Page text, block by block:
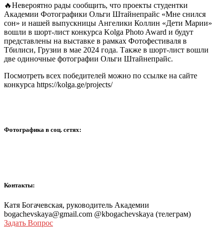
🔥Невероятно рады сообщить, что проекты студентки
Академии Фотографики Ольги Штайнепрайс «Мне снился
сон» и нашей выпускницы Ангелики Коллин «Дети Марии»
вошли в шорт-лист конкурса Kolga Photo Award и будут
представлены на выставке в рамках Фотофестиваля в
Тбилиси, Грузии в мае 2024 года. Также в шорт-лист вошли
две одиночные фотографии Ольги Штайнепрайс.
Посмотреть всех победителей можно по ссылке на сайте
конкурса https://kolga.ge/projects/
Фотографика в соц. сетях:
Контакты:
Катя Богачевская, руководитель Академии
bogachevskaya@gmail.com @kbogachevskaya (телеграм)
Задать Вопрос